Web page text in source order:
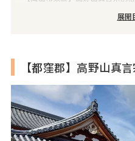
展
【都窪郡】高野山真